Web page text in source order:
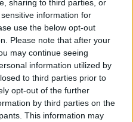
sharing to third parties, or
information for
use the below opt-out
Please note that after your
may continue seeing
information utilized by
to third parties prior to
opt-out of the further
by third parties on the
This information may
10 millió eurót
Fenerbahcénak, de
is, hogy első körben
a magyar
vételi opciót is a